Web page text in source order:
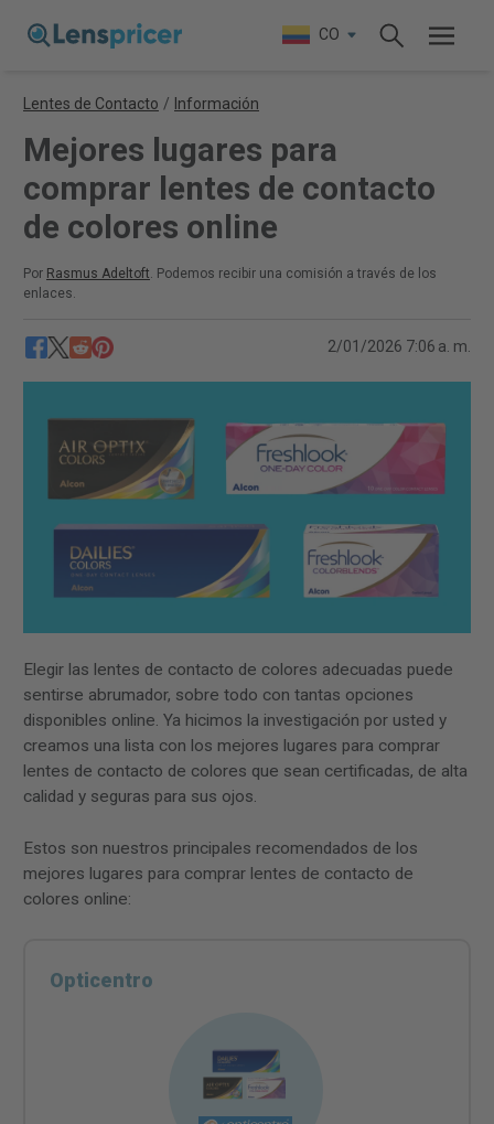
CO
Lentes de Contacto / Información
Mejores lugares para
comprar lentes de contacto
de colores online
Por Rasmus Adeltoft. Podemos recibir una comisión a través de los
enlaces.
2/01/2026 7:06 a. m.
Elegir las lentes de contacto de colores adecuadas puede
sentirse abrumador, sobre todo con tantas opciones
disponibles online. Ya hicimos la investigación por usted y
creamos una lista con los mejores lugares para comprar
lentes de contacto de colores que sean certificadas, de alta
calidad y seguras para sus ojos.
Estos son nuestros principales recomendados de los
mejores lugares para comprar lentes de contacto de
colores online:
Opticentro